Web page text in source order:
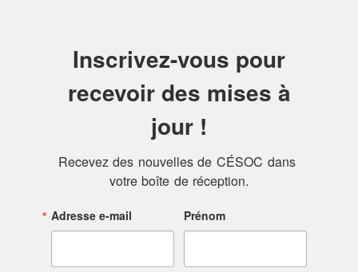
Inscrivez-vous pour
recevoir des mises à
jour !
Recevez des nouvelles de CÉSOC dans
votre boîte de réception.
Adresse e-mail Prénom